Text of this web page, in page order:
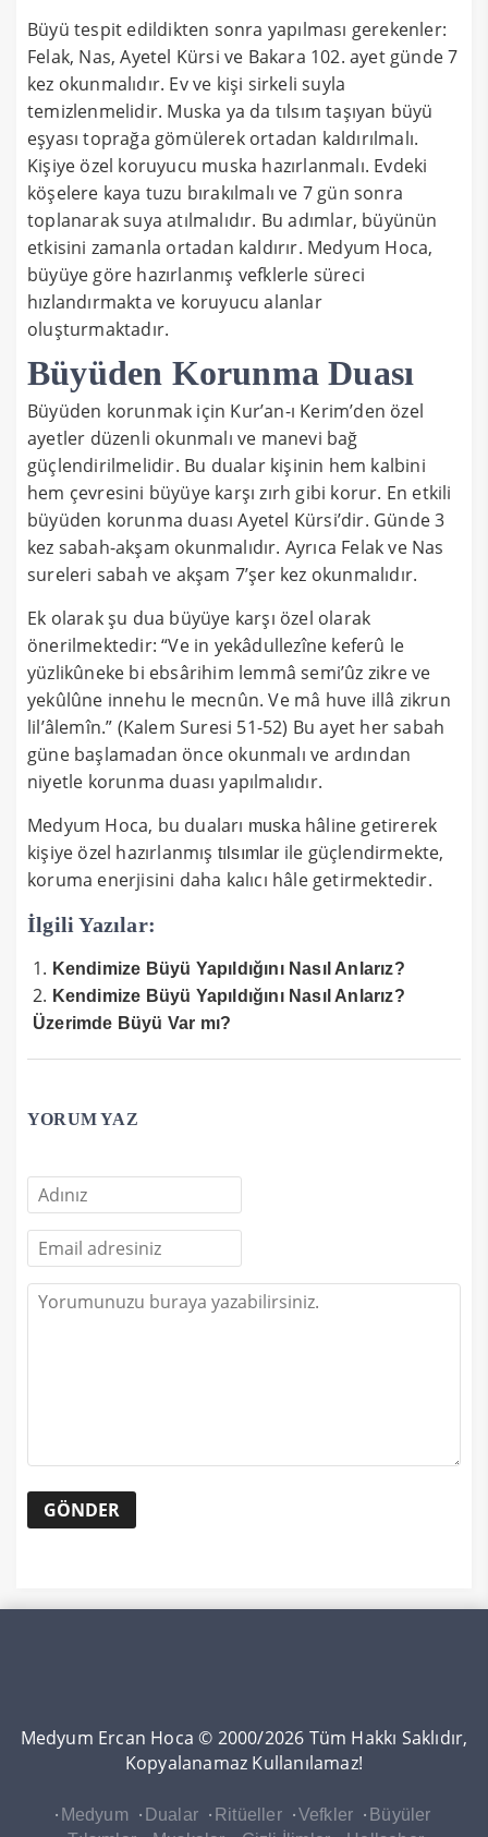
Büyü tespit edildikten sonra yapılması gerekenler:
Felak, Nas, Ayetel Kürsi ve Bakara 102. ayet günde 7
kez okunmalıdır. Ev ve kişi sirkeli suyla
temizlenmelidir. Muska ya da tılsım taşıyan büyü
eşyası toprağa gömülerek ortadan kaldırılmalı.
Kişiye özel koruyucu muska hazırlanmalı. Evdeki
köşelere kaya tuzu bırakılmalı ve 7 gün sonra
toplanarak suya atılmalıdır. Bu adımlar, büyünün
etkisini zamanla ortadan kaldırır. Medyum Hoca,
büyüye göre hazırlanmış vefklerle süreci
hızlandırmakta ve koruyucu alanlar
oluşturmaktadır.
Büyüden Korunma Duası
Büyüden korunmak için Kur’an-ı Kerim’den özel
ayetler düzenli okunmalı ve manevi bağ
güçlendirilmelidir. Bu dualar kişinin hem kalbini
hem çevresini büyüye karşı zırh gibi korur. En etkili
büyüden korunma duası Ayetel Kürsi’dir. Günde 3
kez sabah-akşam okunmalıdır. Ayrıca Felak ve Nas
sureleri sabah ve akşam 7’şer kez okunmalıdır.
Ek olarak şu dua büyüye karşı özel olarak
önerilmektedir: “Ve in yekâdullezîne keferû le
yüzlikûneke bi ebsârihim lemmâ semi’ûz zikre ve
yekûlûne innehu le mecnûn. Ve mâ huve illâ zikrun
lil’âlemîn.” (Kalem Suresi 51-52) Bu ayet her sabah
güne başlamadan önce okunmalı ve ardından
niyetle korunma duası yapılmalıdır.
Medyum Hoca, bu duaları muskahâline getirerek
kişiye özel hazırlanmış tılsımlar ile güçlendirmekte,
koruma enerjisini daha kalıcı hâle getirmektedir.
İlgili Yazılar:
Kendimize Büyü Yapıldığını Nasıl Anlarız?
Kendimize Büyü Yapıldığını Nasıl Anlarız?
Üzerimde Büyü Var mı?
YORUM YAZ
Medyum Ercan Hoca © 2000/2026 Tüm Hakkı Saklıdır,
Kopyalanamaz Kullanılamaz!
Medyum Dualar Ritüeller Vefkler
Büyüler